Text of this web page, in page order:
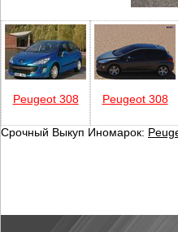
Peugeot 308 Peugeot 308
Срочный Выкуп Иномарок: